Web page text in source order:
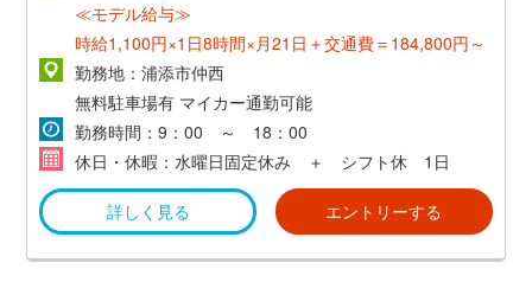
≪モデル給与≫
時給1,100円×1日8時間×月21日＋交通費＝184,800円～
勤務地：浦添市仲西
無料駐車場有 マイカー通勤可能
勤務時間：9：00 ～ 18：00
休日・休暇：水曜日固定休み ＋ シフト休 1日
詳しく見る エントリーする